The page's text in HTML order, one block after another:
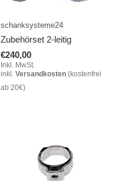
schanksysteme24
Zubehörset 2-leitig
€240,00
Inkl. MwSt.
inkl. Versandkosten(kostenfrei
ab 20€)